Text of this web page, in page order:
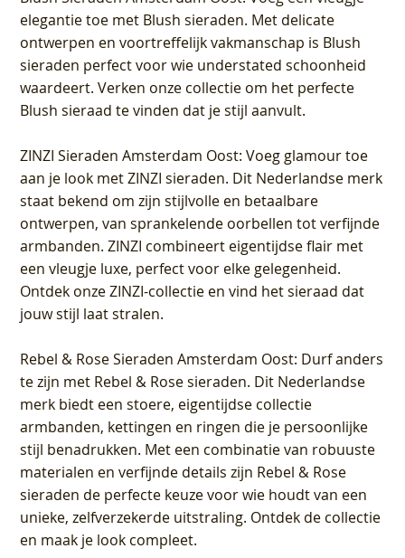
elegantie toe met Blush sieraden. Met delicate
ontwerpen en voortreffelijk vakmanschap is Blush
sieraden perfect voor wie understated schoonheid
waardeert. Verken onze collectie om het perfecte
Blush sieraad te vinden dat je stijl aanvult.
ZINZI Sieraden Amsterdam Oost: Voeg glamour toe
aan je look met ZINZI sieraden. Dit Nederlandse merk
staat bekend om zijn stijlvolle en betaalbare
ontwerpen, van sprankelende oorbellen tot verfijnde
armbanden. ZINZI combineert eigentijdse flair met
een vleugje luxe, perfect voor elke gelegenheid.
Ontdek onze ZINZI-collectie en vind het sieraad dat
jouw stijl laat stralen.
Rebel & Rose Sieraden Amsterdam Oost: Durf anders
te zijn met Rebel & Rose sieraden. Dit Nederlandse
merk biedt een stoere, eigentijdse collectie
armbanden, kettingen en ringen die je persoonlijke
stijl benadrukken. Met een combinatie van robuuste
materialen en verfijnde details zijn Rebel & Rose
sieraden de perfecte keuze voor wie houdt van een
unieke, zelfverzekerde uitstraling. Ontdek de collectie
en maak je look compleet.